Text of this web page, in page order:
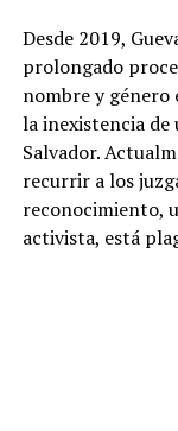
Desde 2019,
prolongado
nombre y género
la inexistencia de
Salvador.
recurrir a los
reconocimiento,
activista, está